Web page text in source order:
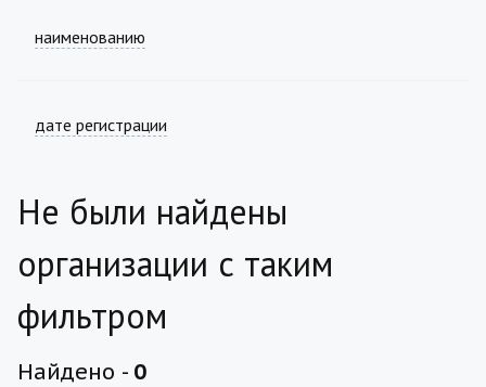
наименованию
дате регистрации
Не были найдены
организации с таким
фильтром
Найдено - 0